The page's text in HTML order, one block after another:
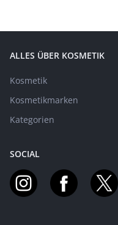
ALLES ÜBER KOSMETIK
Kosmetik
Kosmetikmarken
Kategorien
SOCIAL